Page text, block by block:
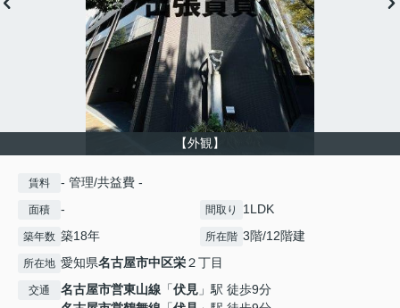
【外観】
賃料 - 管理/共益費 -
面積 - 間取り 1LDK
築年数 築18年 所在階 3階/12階建
所在地 愛知県名古屋市中区栄２丁目
交通 名古屋市営東山線 「伏見 」駅 徒歩9分